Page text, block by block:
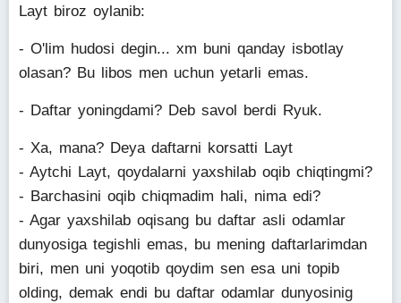
Layt biroz oylanib:
- O'lim hudosi degin... xm buni qanday isbotlay
olasan? Bu libos men uchun yetarli emas.
- Daftar yoningdami? Deb savol berdi Ryuk.
- Xa, mana? Deya daftarni korsatti Layt
- Aytchi Layt, qoydalarni yaxshilab oqib chiqtingmi?
- Barchasini oqib chiqmadim hali, nima edi?
- Agar yaxshilab oqisang bu daftar asli odamlar
dunyosiga tegishli emas, bu mening daftarlarimdan
biri, men uni yoqotib qoydim sen esa uni topib
olding, demak endi bu daftar odamlar dunyosinig